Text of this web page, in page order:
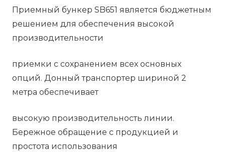
Приемный бункер SB651 является бюджетным
решением для обеспечения высокой
производительности
приемки с сохранением всех основных
опций. Донный транспортер шириной 2
метра обеспечивает
высокую производительность линии.
Бережное обращение с продукцией и
простота использования